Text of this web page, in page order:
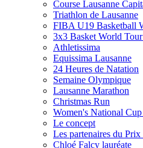
Course Lausanne
Triathlon de Lausanne
FIBA U19 Basketball
3x3 Basket World
Athletissima
Equissima Lausanne
24 Heures de Natation
Semaine Olympique
Lausanne Marathon
Christmas Run
Women's National
Le concept
Les partenaires du
Chloé Falcy lauréate